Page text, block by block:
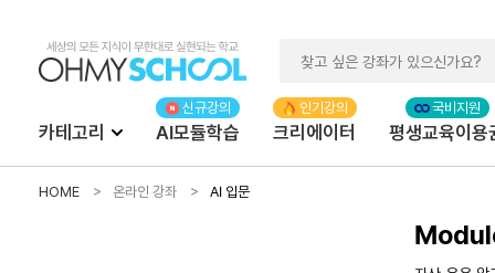
카테고리 AI모듈학습 크리에이터 평생교육이용
HOME 온라인 강좌 AI 입문